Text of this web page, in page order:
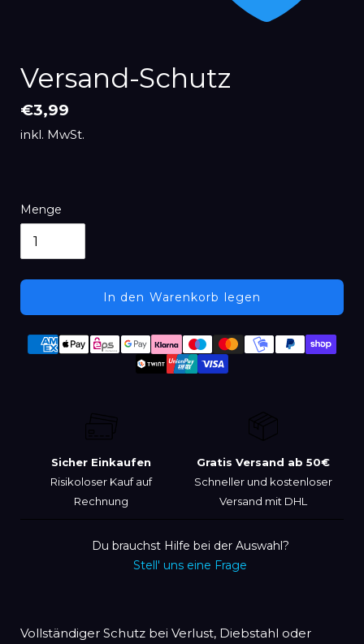
Versand-Schutz
Normaler
Preis
€3,99
inkl. MwSt.
Menge
In den Warenkorb legen
Produkt
Zahlungsmethoden
Sicher Einkaufen
Risikoloser Kauf auf
Rechnung
Gratis Versand ab 50€
Schneller und kostenloser
Versand mit DHL
Du brauchst Hilfe bei der Auswahl?
Stell' uns eine Frage
Vollständiger Schutz bei Verlust, Diebstahl oder